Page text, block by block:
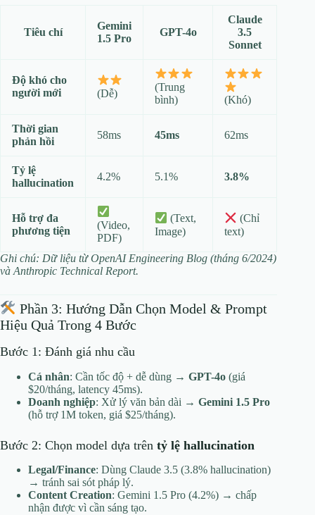
Tiêu chí
Gemini
1.5 Pro
GPT-4o
Claude
3.5
Sonnet
Độ khó cho
người mới
(Dễ)
(Trung
bình)
(Khó)
Thời gian
phản hồi
58ms 45ms 62ms
Tỷ lệ
hallucination
4.2% 5.1% 3.8%
Hỗ trợ đa
phương tiện
(Video,
PDF)
(Text,
Image)
(Chỉ
text)
Ghi chú: Dữ liệu từ OpenAI Engineering Blog (tháng 6/2024)
và Anthropic Technical Report.
Phần 3: Hướng Dẫn Chọn Model & Prompt
Hiệu Quả Trong 4 Bước
Bước 1: Đánh giá nhu cầu
Cá nhân: Cần tốc độ + dễ dùng → GPT-4o (giá
$20/tháng, latency 45ms).
Doanh nghiệp: Xử lý văn bản dài → Gemini 1.5 Pro
(hỗ trợ 1M token, giá $25/tháng).
Bước 2: Chọn model dựa trên tỷ lệ hallucination
Legal/Finance: Dùng Claude 3.5 (3.8% hallucination)
→ tránh sai sót pháp lý.
Content Creation: Gemini 1.5 Pro (4.2%) → chấp
nhận được vì cần sáng tạo.